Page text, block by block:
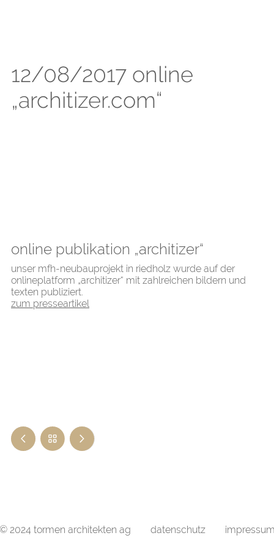
online publikation „architizer“
unser mfh-neubauprojekt in riedholz wurde auf der
onlineplatform „architizer“ mit zahlreichen bildern und
texten publiziert.
zum presseartikel
12/08/2017 online
„architizer.com“
2024 tormen architekten ag datenschutz